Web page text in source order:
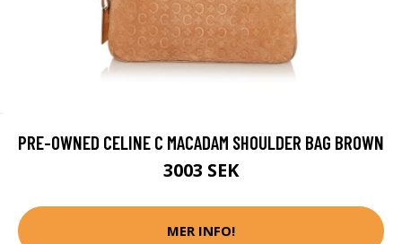
PRE-OWNED CELINE C MACADAM SHOULDER BAG BROWN
3003 SEK
MER INFO!